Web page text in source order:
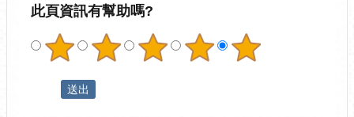
此頁資訊有幫助嗎?